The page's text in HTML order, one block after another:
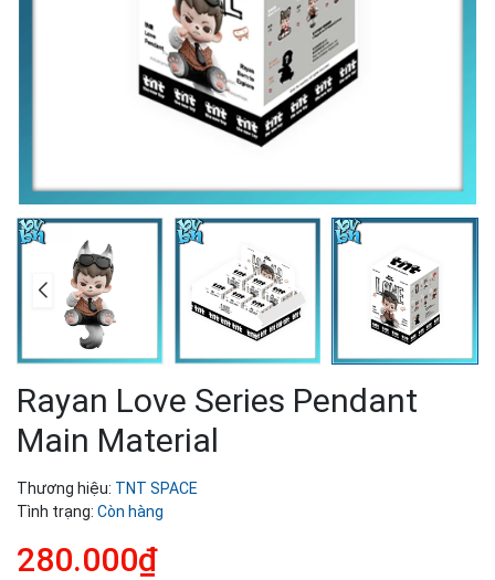
Rayan Love Series Pendant
Main Material
Thương hiệu: TNT SPACE
Tình trạng: Còn hàng
280.000₫